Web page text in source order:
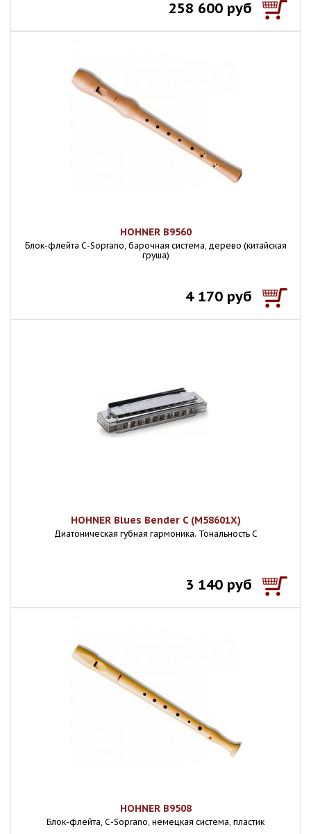
258 600 руб
HOHNER B9560
Блок-флейта С-Soprano, барочная система, дерево (китайская
груша)
4 170 руб
HOHNER Blues Bender C (M58601X)
Диатоническая губная гармоника. Тональность C
3 140 руб
HOHNER B9508
Блок-флейта, С-Soprano, немецкая система, пластик